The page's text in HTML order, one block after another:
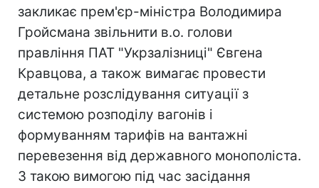
закликає прем'єр-міністра Володимира
Гройсмана звільнити в.о. голови
правління ПАТ "Укрзалізниці" Євгена
Кравцова, а також вимагає провести
детальне розслідування ситуації з
системою розподілу вагонів і
формуванням тарифів на вантажні
перевезення від державного монополіста.
З такою вимогою під час засідання